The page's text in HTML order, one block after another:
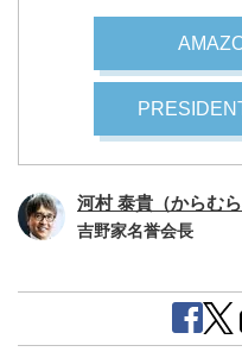
河村 泰貴（からむら
吉野家名誉会長